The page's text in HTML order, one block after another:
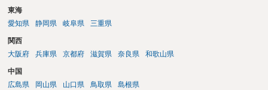
東海
愛知県
静岡県 岐阜県 三重県
関西
大阪府
兵庫県 京都府 滋賀県 奈良県 和歌山県
中国
広島県
岡山県 山口県 鳥取県 島根県